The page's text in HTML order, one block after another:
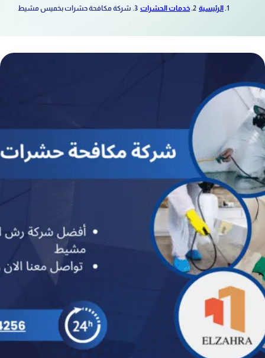
الرئيسية خدمات الحشرات شركة مكافحة حشرات بخميس مشيط